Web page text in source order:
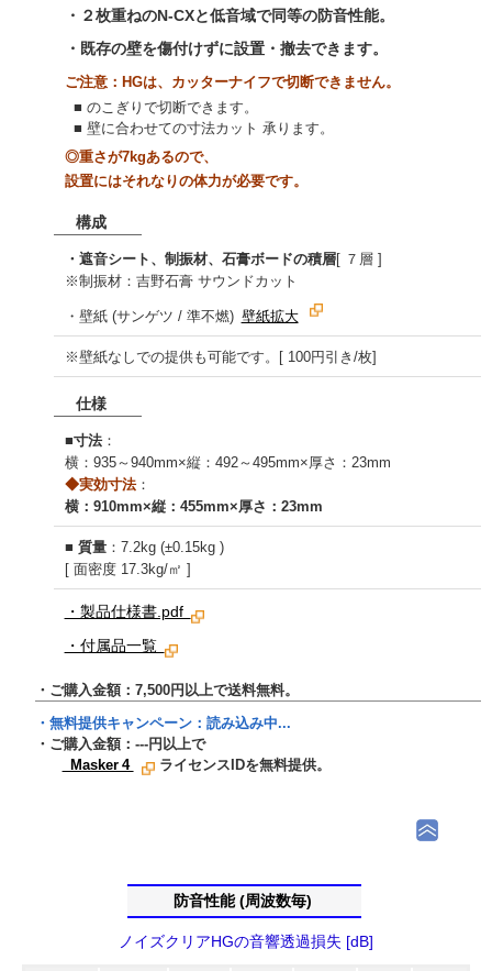
・２枚重ねのN-CXと低音域で同等の防音性能。
・既存の壁を傷付けずに設置・撤去できます。
ご注意：HGは、カッターナイフで切断できません。
■ のこぎりで切断できます。
■ 壁に合わせての寸法カット 承ります。
◎重さが7kgあるので、
設置にはそれなりの体力が必要です。
構成
・遮音シート、制振材、石膏ボードの積層[ ７層 ]
※制振材：吉野石膏 サウンドカット
・壁紙 (サンゲツ / 準不燃) 壁紙拡大
※壁紙なしでの提供も可能です。[ 100円引き/枚]
仕様
■寸法：
横：935～940mm×縦：492～495mm×厚さ：23mm
◆実効寸法：
横：910mm×縦：455mm×厚さ：23mm
■ 質量：7.2kg (±0.15kg )
[ 面密度 17.3kg/㎡ ]
・製品仕様書.pdf
・付属品一覧
・ご購入金額：7,500円以上で送料無料。
・無料提供キャンペーン： 読み込み中...
・ご購入金額： ---円以上で
Masker 4
ライセンスIDを無料提供。
防音性能 (周波数毎)
ノイズクリアHGの音響透過損失 [dB]